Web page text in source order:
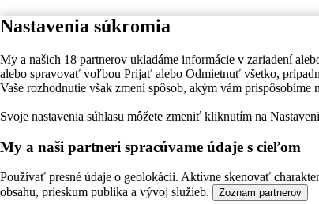
Nastavenia súkromia
My a našich 18 partnerov ukladáme informácie v zariadení
alebo spravovať voľbou Prijať alebo Odmietnuť všetko,
Vaše rozhodnutie však zmení spôsob, akým vám prispôsobíme
Svoje nastavenia súhlasu môžete zmeniť kliknutím na
My a naši partneri spracúvame údaje s cieľom
Používať presné údaje o geolokácii. Aktívne skenovať
obsahu, prieskum publika a vývoj služieb.
Zoznam partnerov